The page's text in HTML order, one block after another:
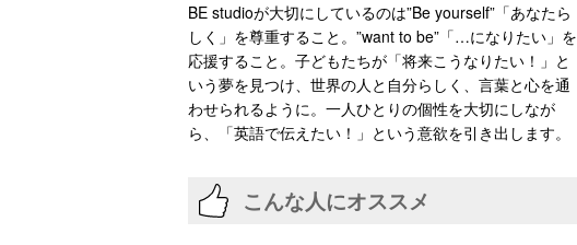
BE studioが大切にしているのは”Be yourself”「あなたら
しく」を尊重すること。”want to be”「…になりたい」を
応援すること。子どもたちが「将来こうなりたい！」と
いう夢を見つけ、世界の人と自分らしく、言葉と心を通
わせられるように。一人ひとりの個性を大切にしなが
ら、「英語で伝えたい！」という意欲を引き出します。
こんな人にオススメ